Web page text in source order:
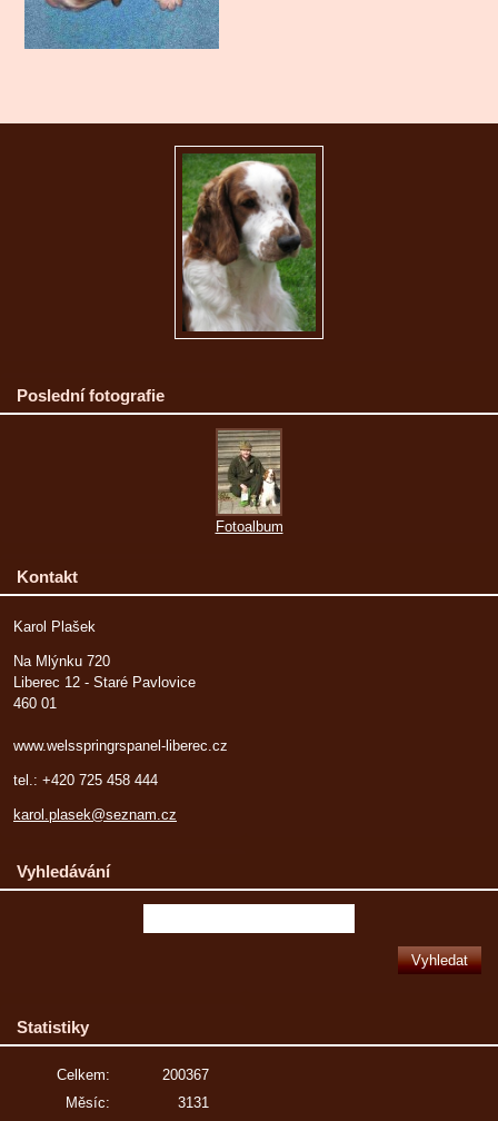
Poslední fotografie
Fotoalbum
Kontakt
Karol Plašek
Na Mlýnku 720
Liberec 12 - Staré Pavlovice
460 01
www.welsspringrspanel-liberec.cz
tel.: +420 725 458 444
karol.plasek@seznam.cz
Vyhledávání
Statistiky
Celkem:
200367
Měsíc:
3131